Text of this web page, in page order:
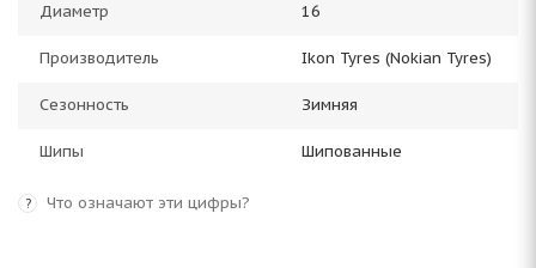
Диаметр 16
Производитель Ikon Tyres (Nokian Tyres)
Сезонность Зимняя
Шипы Шипованные
? Что означают эти цифры?